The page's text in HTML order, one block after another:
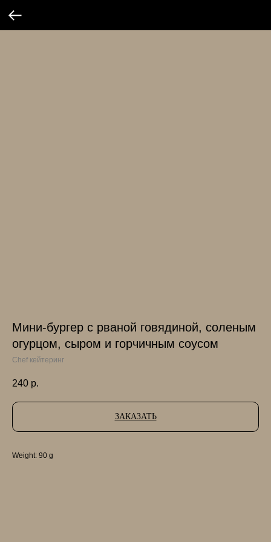
Мини-бургер с рваной говядиной, соленым
огурцом, сыром и горчичным соусом
Chef кейтеринг
240 р.
ЗАКАЗАТЬ
Weight: 90 g